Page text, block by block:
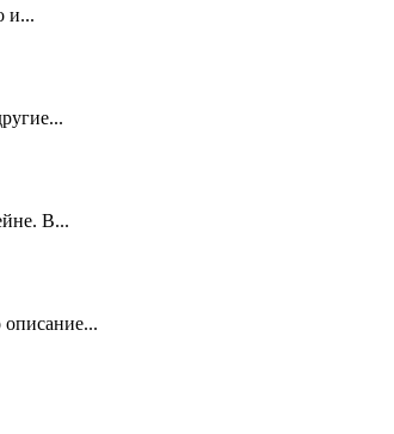
и...
В...